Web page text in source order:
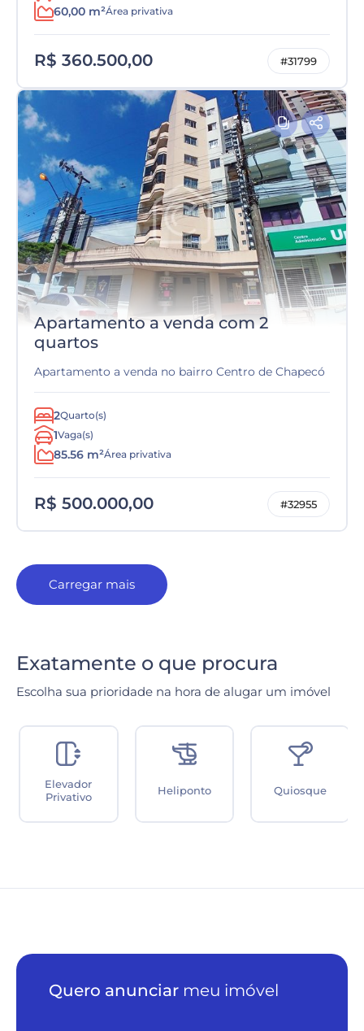
60,00 m²Área privativa
R$ 360.500,00 #31799
Apartamento a venda com 2
quartos
Apartamento a venda no bairro Centro de Chapecó
2Quarto(s)
1Vaga(s)
85.56 m²Área privativa
R$ 500.000,00 #32955
Carregar mais
Exatamente o que procura
Escolha sua prioridade na hora de alugar um imóvel
Elevador
Privativo
Heliponto Quiosque
Quero anunciar meu imóvel